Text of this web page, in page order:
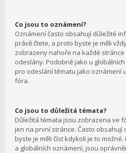
Co jsou to oznámení?
Oznámení často obsahují důležité
právě čtete, a proto byste je měli
zobrazeny nahoře na každé
odeslány. Podobně jako u
pro odeslání tématu jako oznámení
fóra.
Co jsou to důležitá témata?
Důležitá témata jsou zobrazena ve
jen na první stránce. Často obsahují
byste je měli číst kdykoli je to
a globálních oznámení, jsou